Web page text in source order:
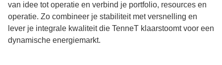
van idee tot operatie en verbind je portfolio, resources en
operatie. Zo combineer je stabiliteit met versnelling en
lever je integrale kwaliteit die TenneT klaarstoomt voor een
dynamische energiemarkt.